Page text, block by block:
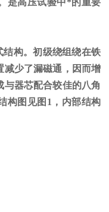
是高压试验中*的重要
构。初级绕组绕在铁
减少了漏磁通，因而增
与器芯配合较佳的八角
构图见图 1 ，内部结构